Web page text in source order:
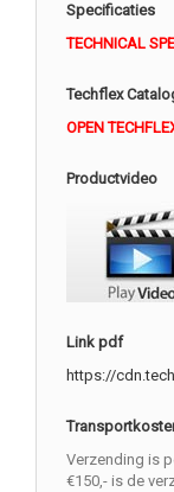
Specificaties
TECHNICAL
Techflex
OPEN
Productvideo
Link pdf
https://
Verzending is
€150,- is de